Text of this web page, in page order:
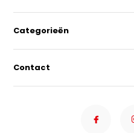
Categorieën
Contact